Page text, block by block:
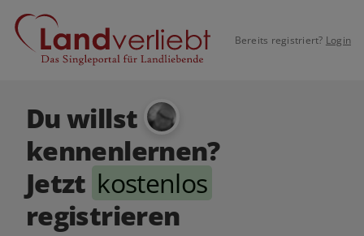
Bereits registriert? Login
Du willst
kennenlernen?
Jetzt kostenlos
registrieren